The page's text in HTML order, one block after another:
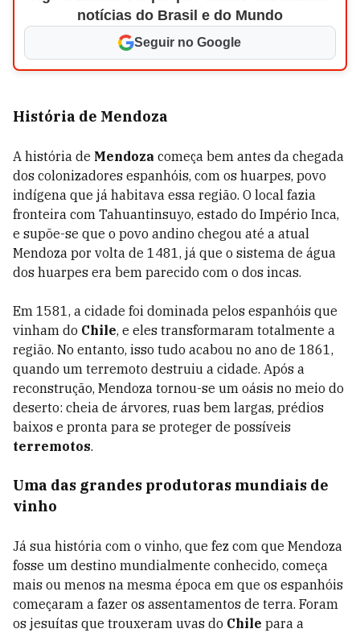
notícias do Brasil e do Mundo
Seguir no Google
História de Mendoza
A história de Mendoza começa bem antes da chegada
dos colonizadores espanhóis, com os huarpes, povo
indígena que já habitava essa região. O local fazia
fronteira com Tahuantinsuyo, estado do Império Inca,
e supõe-se que o povo andino chegou até a atual
Mendoza por volta de 1481, já que o sistema de água
dos huarpes era bem parecido com o dos incas.
Em 1581, a cidade foi dominada pelos espanhóis que
vinham do Chile, e eles transformaram totalmente a
região. No entanto, isso tudo acabou no ano de 1861,
quando um terremoto destruiu a cidade. Após a
reconstrução, Mendoza tornou-se um oásis no meio do
deserto: cheia de árvores, ruas bem largas, prédios
baixos e pronta para se proteger de possíveis
terremotos.
Uma das grandes produtoras mundiais de
vinho
Já sua história com o vinho, que fez com que Mendoza
fosse um destino mundialmente conhecido, começa
mais ou menos na mesma época em que os espanhóis
começaram a fazer os assentamentos de terra. Foram
os jesuítas que trouxeram uvas do Chile para a